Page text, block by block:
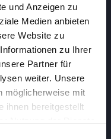
und Anzeigen zu
Medien anbieten
Website zu
zu Ihrer
Partner für
weiter. Unsere
möglicherweise mit
ihnen bereitgestellt